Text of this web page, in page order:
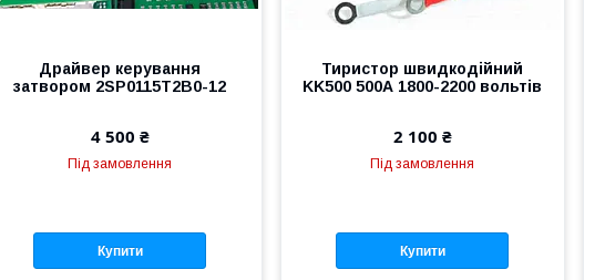
Драйвер керування
затвором 2SP0115T2B0-12
4 500 ₴
Під замовлення
Купити
Тиристор швидкодійний
KK500 500А 1800-2200 вольтів
2 100 ₴
Під замовлення
Купити